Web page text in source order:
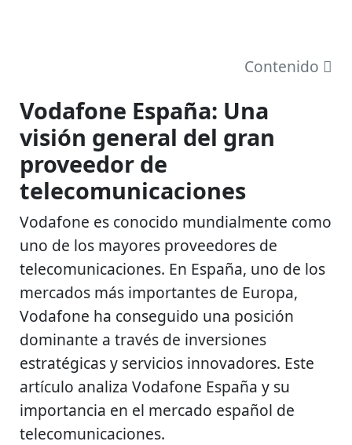
Contenido
Vodafone España: Una
visión general del gran
proveedor de
telecomunicaciones
Vodafone es conocido mundialmente como
uno de los mayores proveedores de
telecomunicaciones. En España, uno de los
mercados más importantes de Europa,
Vodafone ha conseguido una posición
dominante a través de inversiones
estratégicas y servicios innovadores. Este
artículo analiza Vodafone España y su
importancia en el mercado español de
telecomunicaciones.